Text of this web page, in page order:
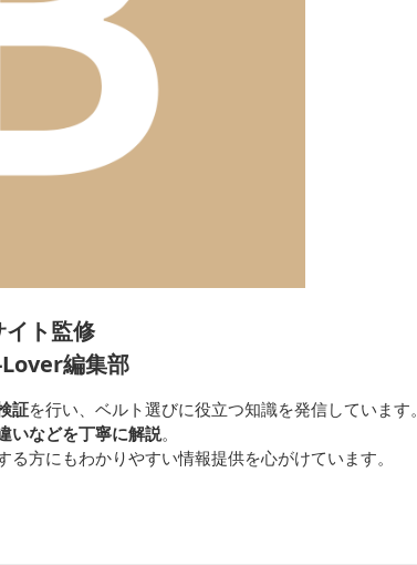
イト監修
編集部
証を行い、ベルト選びに役立つ知識を発信しています。
いなどを丁寧に解説。
方にもわかりやすい情報提供を心がけています。